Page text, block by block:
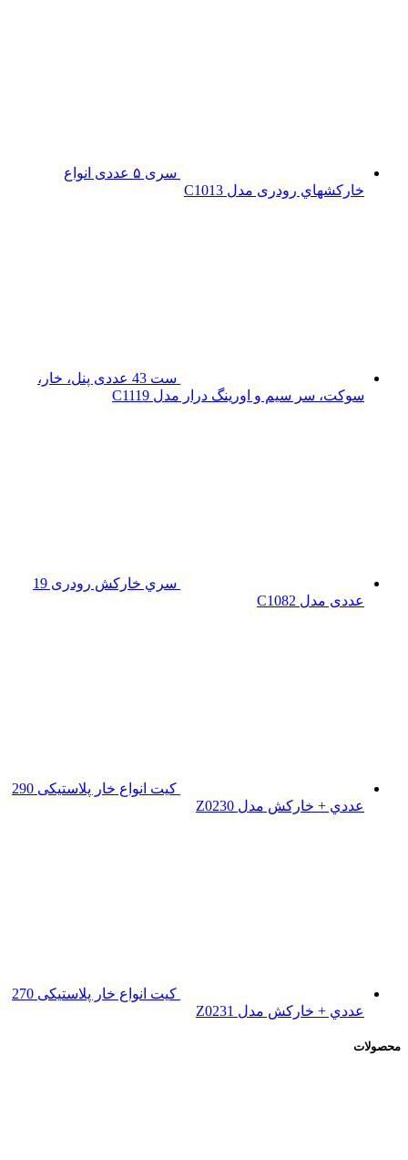
سری ۵ عددی انواع
خارکشهاي رودری مدل C1013
ست 43 عددی پنل، خار،
سوکت، سر سیم و اورینگ درار مدل C1119
سري خارکش رودری 19
عددی مدل C1082
کیت انواع خار پلاستیکی 290
عددي + خارکش مدل Z0230
کیت انواع خار پلاستیکی 270
عددي + خارکش مدل Z0231
محصولات